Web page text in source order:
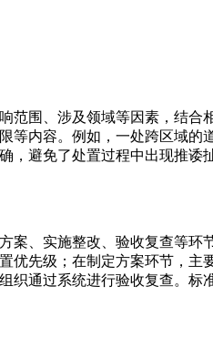
围、涉及领域等因素，结合
内容。例如，一处跨区域的
避免了处置过程中出现推诿
、实施整改、验收复查等环
先级；在制定方案环节，主
织通过系统进行验收复查。标